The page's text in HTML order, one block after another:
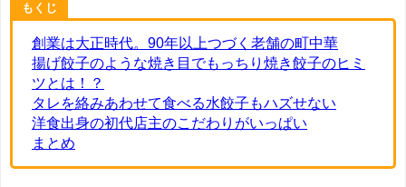
もくじ
創業は大正時代。90年以上つづく老舗の町中華
揚げ餃子のような焼き目でもっちり焼き餃子のヒミ
ツとは！？
タレを絡みあわせて食べる水餃子もハズせない
洋食出身の初代店主のこだわりがいっぱい
まとめ